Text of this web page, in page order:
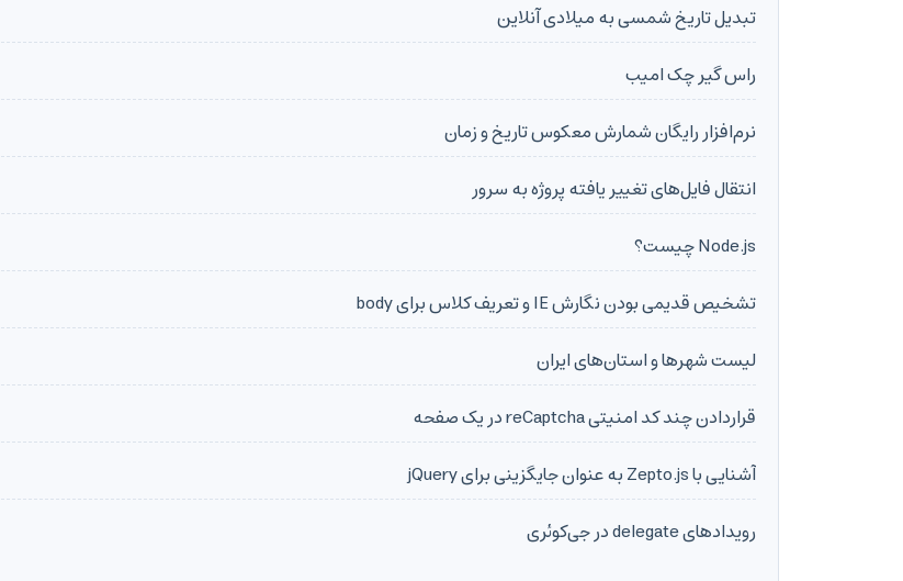
تبدیل تاریخ شمسی به میلادی آنلاین
راس گیر چک امیب
نرم‌افزار رایگان شمارش معکوس تاریخ و زمان
انتقال فایل‌های تغییر یافته پروژه به سرور
Node.js چیست؟
تشخیص قدیمی بودن نگارش IE و تعریف کلاس برای body
لیست شهرها و استان‌های ایران
قراردادن چند کد امنیتی reCaptcha در یک صفحه
آشنایی با Zepto.js به عنوان جایگزینی برای jQuery
رویدادهای delegate در جی‌کوئری